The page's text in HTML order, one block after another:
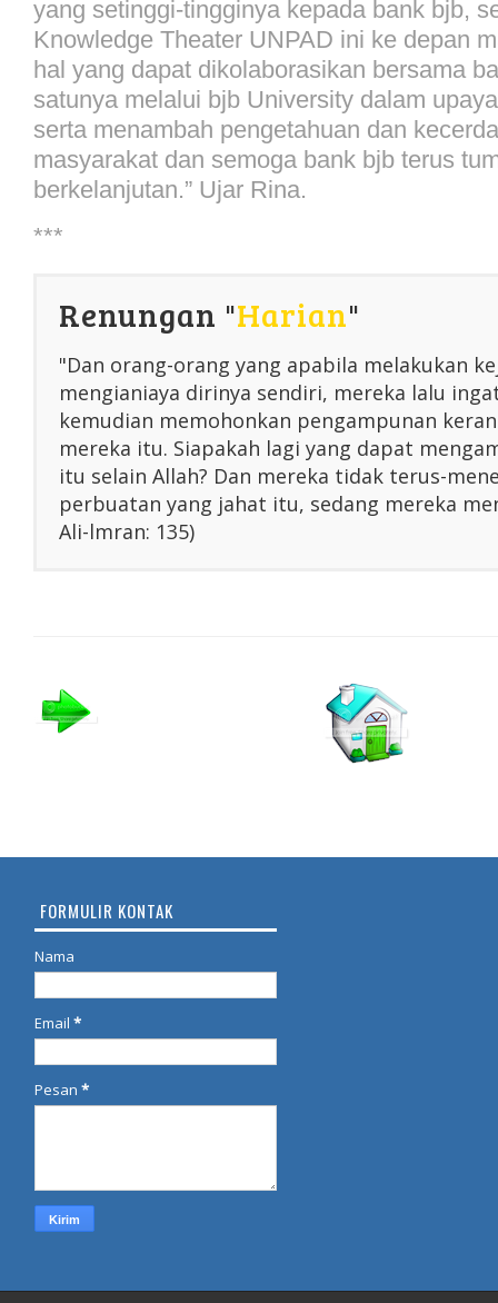
yang setinggi-tingginya kepada bank bjb,
Knowledge Theater UNPAD ini ke depan
hal yang dapat dikolaborasikan bersama
satunya melalui bjb University dalam
serta menambah pengetahuan dan
masyarakat dan semoga bank bjb terus
berkelanjutan.” Ujar Rina.
***
Renungan "Harian"
"Dan orang-orang yang apabila melakukan
mengianiaya dirinya sendiri, mereka lalu
kemudian memohonkan pengampunan
mereka itu. Siapakah lagi yang dapat
itu selain Allah? Dan mereka tidak terus-
perbuatan yang jahat itu, sedang mereka
Ali-lmran: 135)
FORMULIR KONTAK
Nama
Email *
Pesan *